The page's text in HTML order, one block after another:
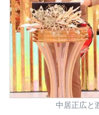
中居正広と